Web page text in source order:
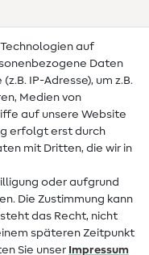
auf
Daten
IP-Adresse), um z.B.
Medien von
auf unsere Website
erfolgt erst durch
mit Dritten, die wir in
oder aufgrund
Die Zustimmung kann
das Recht, nicht
späteren Zeitpunkt
Sie unser Impressum